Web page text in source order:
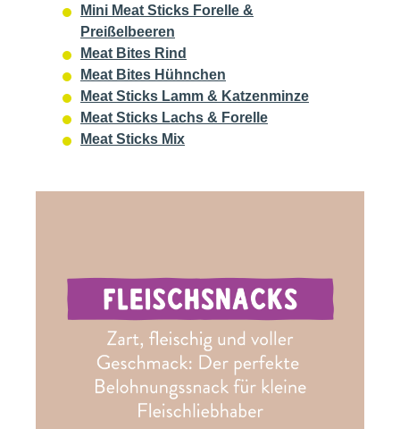
Mini Meat Sticks Forelle &
Preißelbeeren
Meat Bites Rind
Meat Bites Hühnchen
Meat Sticks Lamm & Katzenminze
Meat Sticks Lachs & Forelle
Meat Sticks Mix